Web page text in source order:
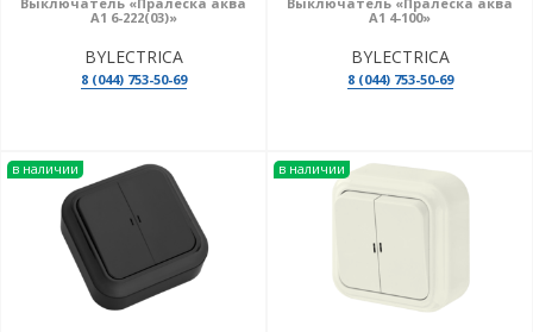
А1 6-222(03)»
BYLECTRICA
8 (044) 753-50-69
А1 4-100»
BYLECTRICA
8 (044) 753-50-69
в наличии в наличии